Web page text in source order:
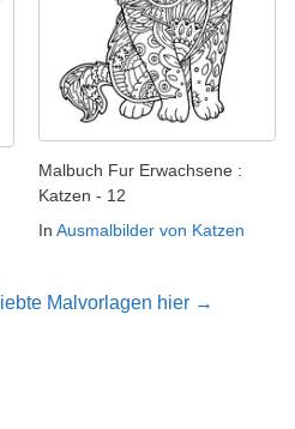
Malbuch Fur Erwachsene :
Katzen - 12
In Ausmalbilder von Katzen
Malvorlagen hier →